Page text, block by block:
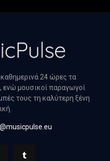
24 ώρες τα
ενώ μουσικοί παραγωγοί
τους τη καλύτερη ξένη